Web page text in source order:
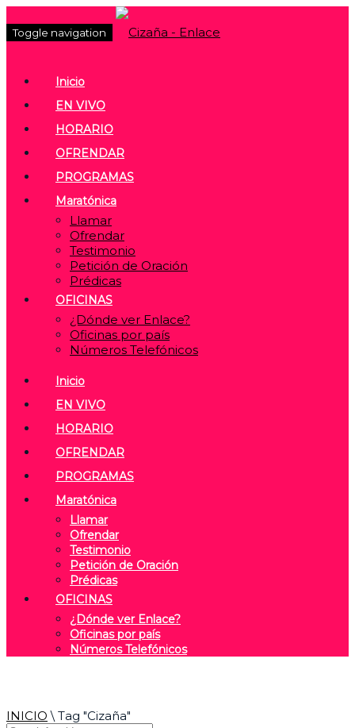
Toggle navigation
Inicio
EN VIVO
HORARIO
OFRENDAR
PROGRAMAS
Maratónica
Llamar
Ofrendar
Testimonio
Petición de Oración
Prédicas
OFICINAS
¿Dónde ver Enlace?
Oficinas por país
Números Telefónicos
Inicio
EN VIVO
HORARIO
OFRENDAR
PROGRAMAS
Maratónica
Llamar
Ofrendar
Testimonio
Petición de Oración
Prédicas
OFICINAS
¿Dónde ver Enlace?
Oficinas por país
Números Telefónicos
INICIO \ Tag "Cizaña"